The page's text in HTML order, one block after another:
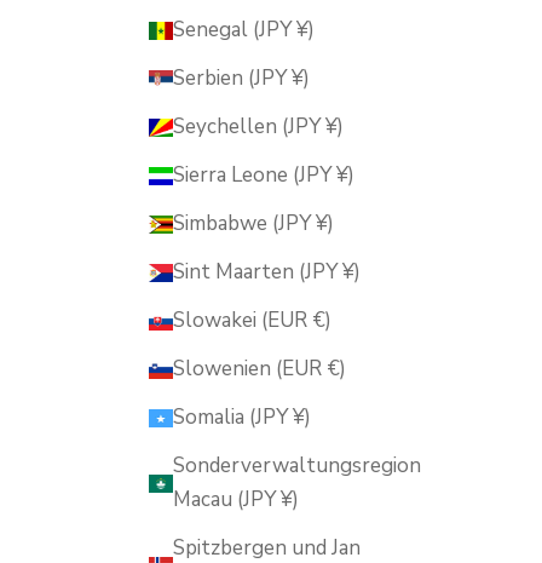
Senegal (JPY ¥)
Serbien (JPY ¥)
Seychellen (JPY ¥)
Sierra Leone (JPY ¥)
Simbabwe (JPY ¥)
Sint Maarten (JPY ¥)
Slowakei (EUR €)
Slowenien (EUR €)
Somalia (JPY ¥)
Sonderverwaltungsregion
Macau (JPY ¥)
Spitzbergen und Jan